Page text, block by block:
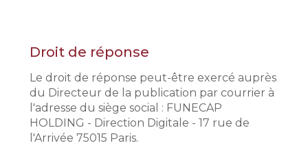
Droit de réponse
Le droit de réponse peut-être exercé auprès
du Directeur de la publication par courrier à
l'adresse du siège social : FUNECAP
HOLDING - Direction Digitale - 17 rue de
l'Arrivée 75015 Paris.